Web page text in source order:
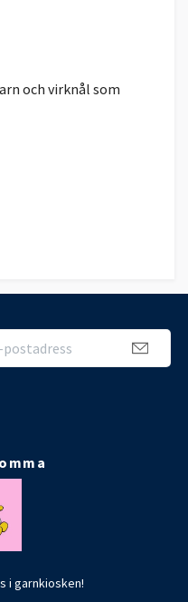
och virknål som
i garnkiosken!